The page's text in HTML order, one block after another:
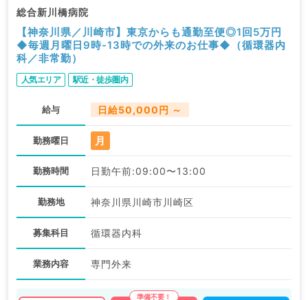
総合新川橋病院
【神奈川県／川崎市】東京からも通勤至便◎1回5万円
◆毎週月曜日9時-13時での外来のお仕事◆（循環器内
科／非常勤）
人気エリア 駅近・徒歩圏内
給与 日給50,000円 ～
勤務曜日 月
勤務時間 日勤午前:09:00〜13:00
勤務地 神奈川県川崎市川崎区
募集科目 循環器内科
業務内容 専門外来